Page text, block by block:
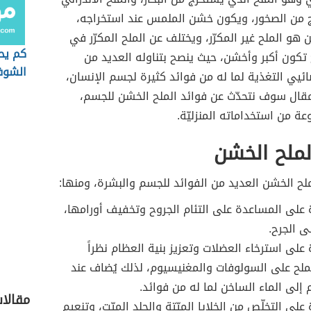
من الصخور، ويكون خشن الملمس عند استخراجه،
هو الملح غير المكرّر، ويختلف عن الملح المكرّر في
تكون أكبر وأخشن، حيث ينصح بتناوله العديد من
التغذية لما له من فوائد كثيرة لجسم الإنسان،
سوف نتحدّث عن فوائد الملح الخشن للجسم،
من استخداماته المنزليّة.
الخشن
الخشن العديد من الفوائد للجسم والبشرة، ومنها:
المساعدة على التئام الجروح وتخفيف أورامها،
الجرح.
استرخاء العضلات وتعزيز بنية العظام نظراً
على السولوفات والمغنيسيوم، لذلك يُضاف عند
إلى الماء الساخن لما له من فوائد.
التخلّص من الخلايا الميّتة والجلد الميّت، وتنعيم
كم